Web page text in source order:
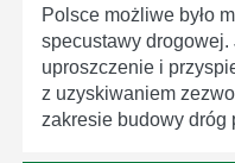
Polsce możliwe było
specustawy drogowej.
uproszczenie i
z uzyskiwaniem
zakresie budowy dróg